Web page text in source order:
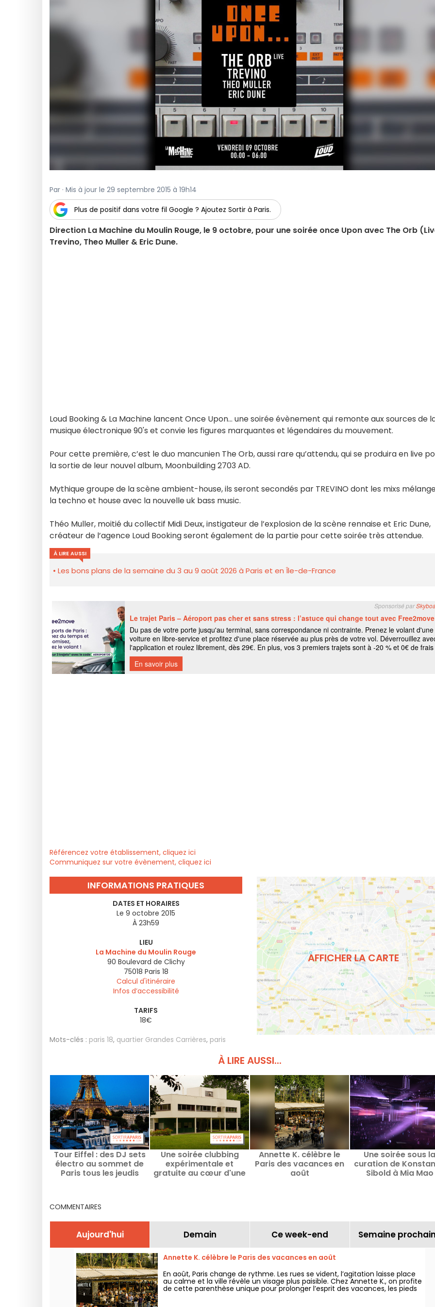
Par · Mis à jour le 29 septembre 2015 à 19h14
Plus de positif dans votre fil Google ? Ajoutez Sortir à Paris.
Direction La Machine du Moulin Rouge, le 9 octobre, pour une soirée once Upon avec The Orb
Trevino, Theo Muller & Eric Dune.
Loud Booking & La Machine lancent Once Upon… une soirée évènement qui remonte aux sources de
musique électronique 90's et convie les figures marquantes et légendaires du mouvement.
Pour cette première, c’est le duo mancunien The Orb, aussi rare qu’attendu, qui se produira en live
la sortie de leur nouvel album, Moonbuilding 2703 AD.
Mythique groupe de la scène ambient-house, ils seront secondés par TREVINO dont les mixs
la techno et house avec la nouvelle uk bass music.
Théo Muller, moitié du collectif Midi Deux, instigateur de l’explosion de la scène rennaise et Eric Dune,
créateur de l’agence Loud Booking seront également de la partie pour cette soirée très attendue.
À LIRE AUSSI
Les bons plans de la semaine du 3 au 9 août 2026 à Paris et en Île-de-France
Référencez votre établissement, cliquez ici
Communiquez sur votre évènement, cliquez ici
INFORMATIONS PRATIQUES
DATES ET HORAIRES
Le 9 octobre 2015
À 23h59
LIEU
La Machine du Moulin Rouge
90 Boulevard de Clichy
75018 Paris 18
Calcul d'itinéraire
Infos d’accessibilité
TARIFS
18€
AFFICHER LA CARTE
Mots-clés : paris 18, quartier Grandes Carrières, paris
À LIRE AUSSI...
Tour Eiffel : des DJ sets
électro au sommet de
Paris tous les jeudis
Une soirée clubbing
expérimentale et
gratuite au cœur d'une
Annette K. célèbre le
Paris des vacances en
août
Une soirée sous la
curation de
Sibold à Mia Mao
COMMENTAIRES
Aujourd'hui Demain Ce week-end Semaine
Annette K. célèbre le Paris des vacances en août
En août, Paris change de rythme. Les rues se vident, l’agitation laisse place
au calme et la ville révèle un visage plus paisible. Chez Annette K., on profite
de cette parenthèse unique pour prolonger l’esprit des vacances, les pieds